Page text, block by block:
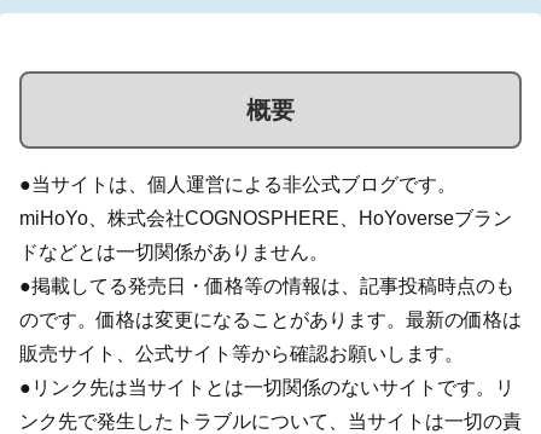
概要
●当サイトは、個人運営による非公式ブログです。
miHoYo、株式会社COGNOSPHERE、HoYoverseブラン
ドなどとは一切関係がありません。
●掲載してる発売日・価格等の情報は、記事投稿時点のも
のです。価格は変更になることがあります。最新の価格は
販売サイト、公式サイト等から確認お願いします。
●リンク先は当サイトとは一切関係のないサイトです。リ
ンク先で発生したトラブルについて、当サイトは一切の責